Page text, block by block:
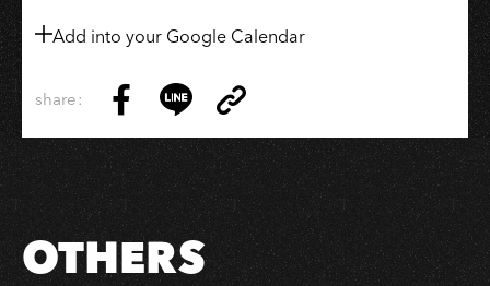
Add into your Google Calendar
share:
on
Facebook
on
LINE
Link
Copy
Link
OTHERS